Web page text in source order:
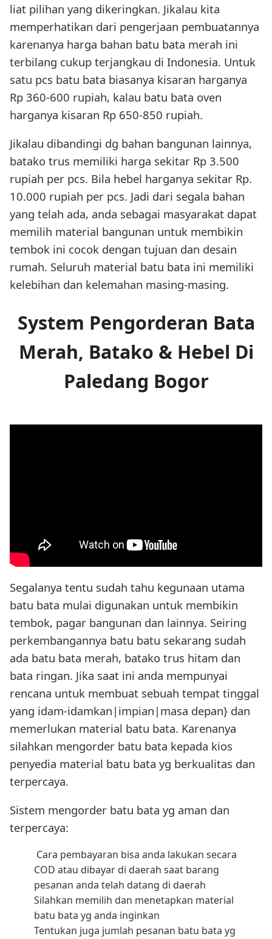
liat pilihan yang dikeringkan. Jikalau kita
memperhatikan dari pengerjaan pembuatannya
karenanya harga bahan batu bata merah ini
terbilang cukup terjangkau di Indonesia. Untuk
satu pcs batu bata biasanya kisaran harganya
Rp 360-600 rupiah, kalau batu bata oven
harganya kisaran Rp 650-850 rupiah.
Jikalau dibandingi dg bahan bangunan lainnya,
batako trus memiliki harga sekitar Rp 3.500
rupiah per pcs. Bila hebel harganya sekitar Rp.
10.000 rupiah per pcs. Jadi dari segala bahan
yang telah ada, anda sebagai masyarakat dapat
memilih material bangunan untuk membikin
tembok ini cocok dengan tujuan dan desain
rumah. Seluruh material batu bata ini memiliki
kelebihan dan kelemahan masing-masing.
System Pengorderan Bata
Merah, Batako & Hebel Di
Paledang Bogor
Segalanya tentu sudah tahu kegunaan utama
batu bata mulai digunakan untuk membikin
tembok, pagar bangunan dan lainnya. Seiring
perkembangannya batu batu sekarang sudah
ada batu bata merah, batako trus hitam dan
bata ringan. Jika saat ini anda mempunyai
rencana untuk membuat sebuah tempat tinggal
yang idam-idamkan|impian|masa depan} dan
memerlukan material batu bata. Karenanya
silahkan mengorder batu bata kepada kios
penyedia material batu bata yg berkualitas dan
terpercaya.
Sistem mengorder batu bata yg aman dan
terpercaya:
Cara pembayaran bisa anda lakukan secara
COD atau dibayar di daerah saat barang
pesanan anda telah datang di daerah
Silahkan memilih dan menetapkan material
batu bata yg anda inginkan
Tentukan juga jumlah pesanan batu bata yg